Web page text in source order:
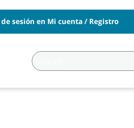
sesión en Mi cuenta / Registro